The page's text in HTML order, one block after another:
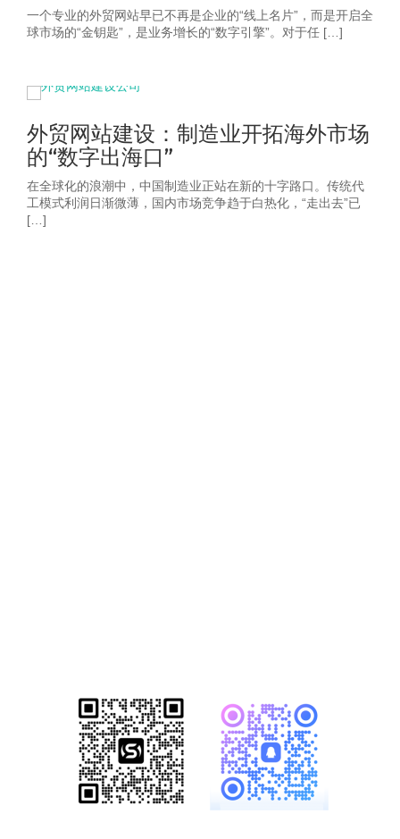
一个专业的外贸网站早已不再是企业的“线上名片”，而是开启全
球市场的“金钥匙”，是业务增长的“数字引擎”。对于任 […]
外贸网站建设：制造业开拓海外市场
的“数字出海口”
在全球化的浪潮中，中国制造业正站在新的十字路口。传统代
工模式利润日渐微薄，国内市场竞争趋于白热化，“走出去”已
[…]